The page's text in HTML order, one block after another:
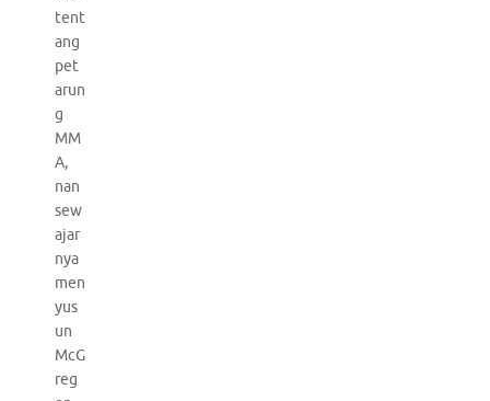
tent
ang
pet
arun
g
MM
A,
nan
sew
ajar
nya
men
yus
un
McG
reg